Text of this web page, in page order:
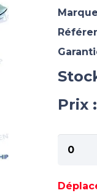
Prix :
de
DE